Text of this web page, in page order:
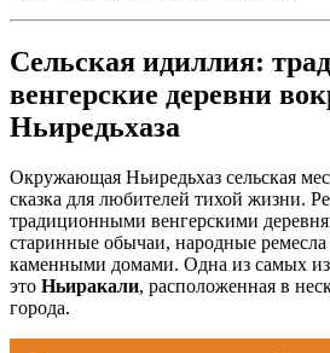
Сельская идиллия:
венгерские деревни
Ньиредьхаза
Окружающая Ньиредьхаз сельская
сказка для любителей тихой жизни.
традиционными венгерскими
старинные обычаи, народные
каменными домами. Одна из самых
это Ньиракали, расположенная в
города.